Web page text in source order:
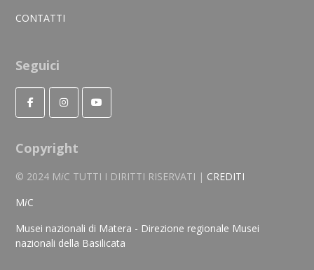
CONTATTI
Seguici
Copyright
© 2024 MiC TUTTI I DIRITTI RISERVATI | CREDITI
MiC
Musei nazionali di Matera - Direzione regionale Musei
nazionali della Basilicata